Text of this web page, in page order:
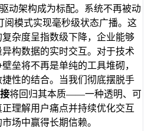
动架构成为标配。系统不再被动
阅模式实现毫秒级状态广播。这
复杂度呈指数级下降，企业能够
构数据的实时交互。对于技术
垒将不再是单纯的工具堆砌，
性的结合。当我们彻底摆脱手
将回归其本质——一种透明、可
理解用户痛点并持续优化交互
场中赢得长期信赖。